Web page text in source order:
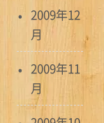
2009年12
月
2009年11
月